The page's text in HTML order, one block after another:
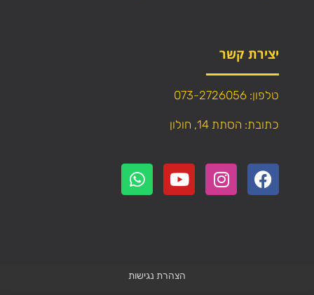
יצירת קשר
טלפון: 073-2726056
כתובת: הסתת 14, חולון
הצהרת נגישות